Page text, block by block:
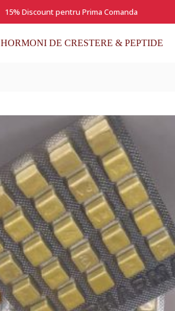
15% Discount pentru Prima Comanda
HORMONI DE CRESTERE & PEPTIDE